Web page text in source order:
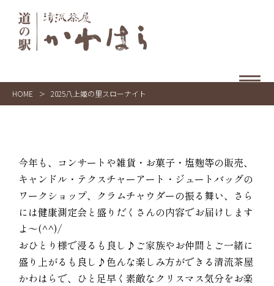
HOME > 2025八上姫の里スローナイト
今年も、コンサートや雑貨・お菓子・塩麹等の販売、
キャンドル・テクスチャーアート・ジュートバッグの
ワークショップ、クラムチャウダーの振る舞い、さら
には健康測定会と盛りだくさんの内容でお届けします
よ〜(^^)/
おひとり様で浸るも良し♪ご家族やお仲間とご一緒に
盛り上がるも良し♪色んな楽しみ方ができる清流茶屋
かわはらで、ひと足早く素敵なクリスマス気分をお楽